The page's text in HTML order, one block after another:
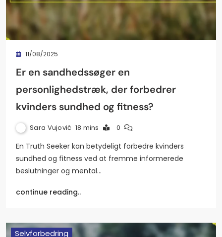
11/08/2025
Er en sandhedssøger en
personlighedstræk, der forbedrer
kvinders sundhed og fitness?
Sara Vujović 18 mins 0
En Truth Seeker kan betydeligt forbedre kvinders
sundhed og fitness ved at fremme informerede
beslutninger og mental…
continue reading..
Selvforbedring